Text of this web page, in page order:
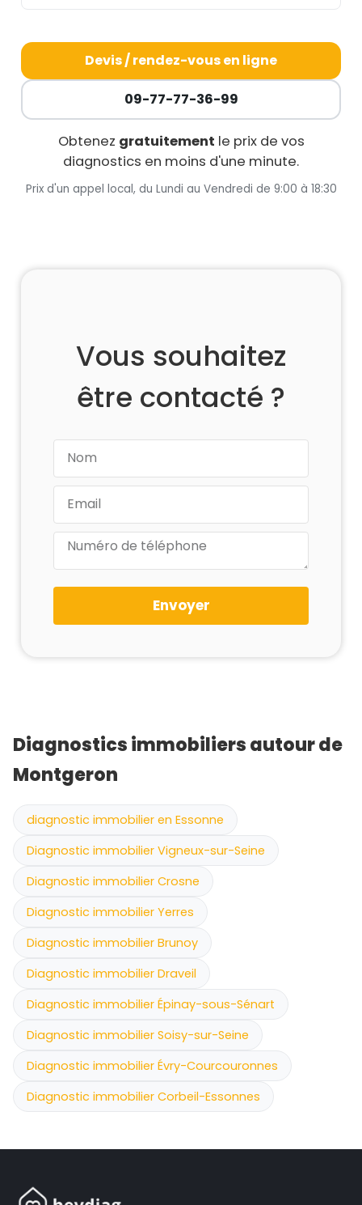
Devis / rendez-vous en ligne
09-77-77-36-99
Obtenez gratuitement le prix de vos
diagnostics en moins d'une minute.
Prix d'un appel local, du Lundi au Vendredi de 9:00 à 18:30
Vous souhaitez
être contacté ?
Envoyer
Diagnostics immobiliers autour de
Montgeron
diagnostic immobilier en Essonne
Diagnostic immobilier Vigneux-sur-Seine
Diagnostic immobilier Crosne
Diagnostic immobilier Yerres
Diagnostic immobilier Brunoy
Diagnostic immobilier Draveil
Diagnostic immobilier Épinay-sous-Sénart
Diagnostic immobilier Soisy-sur-Seine
Diagnostic immobilier Évry-Courcouronnes
Diagnostic immobilier Corbeil-Essonnes